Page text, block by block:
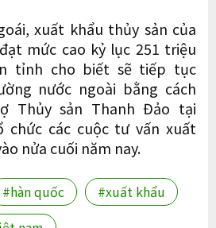
xuất khẩu thủy sản của
mức cao kỷ lục 251 triệu
tỉnh cho biết sẽ tiếp tục
nước ngoài bằng cách
Thủy sản Thanh Đảo tại
chức các cuộc tư vấn xuất
nửa cuối năm nay.
#hàn quốc
#xuất khẩu